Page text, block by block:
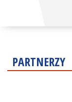
PARTNERZY